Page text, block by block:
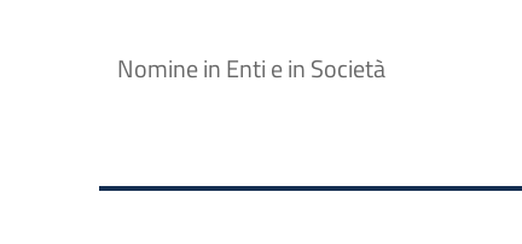
Nomine in Enti e in Società